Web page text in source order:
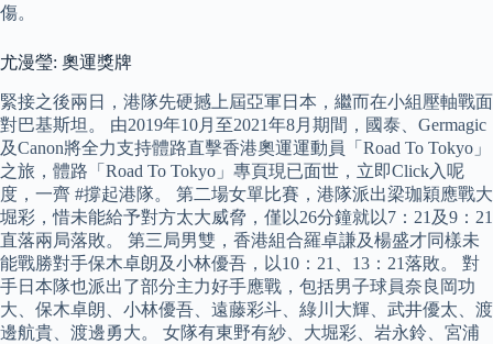
傷。
尤漫瑩: 奧運獎牌
緊接之後兩日，港隊先硬撼上屆亞軍日本，繼而在小組壓軸戰面
對巴基斯坦。 由2019年10月至2021年8月期間，國泰、Germagic
及Canon將全力支持體路直擊香港奧運運動員「Road To Tokyo」
之旅，體路「Road To Tokyo」專頁現已面世，立即Click入呢
度，一齊 #撐起港隊。 第二場女單比賽，港隊派出梁珈穎應戰大
堀彩，惜未能給予對方太大威脅，僅以26分鐘就以7：21及9：21
直落兩局落敗。 第三局男雙，香港組合羅卓謙及楊盛才同樣未
能戰勝對手保木卓朗及小林優吾，以10：21、13：21落敗。 對
手日本隊也派出了部分主力好手應戰，包括男子球員奈良岡功
大、保木卓朗、小林優吾、遠藤彩斗、綠川大輝、武井優太、渡
邊航貴、渡邊勇大。 女隊有東野有紗、大堀彩、岩永鈴、宮浦